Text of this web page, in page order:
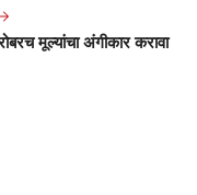
मूल्यांचा अंगीकार करावा